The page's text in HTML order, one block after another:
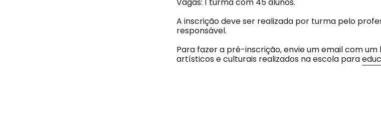
A inscrição deve ser realizada por turma pelo
responsável.
Para fazer a pré-inscrição, envie um email com
artísticos e culturais realizados na escola para